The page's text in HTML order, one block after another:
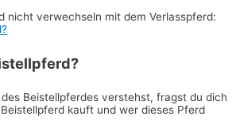
nicht verwechseln mit dem Verlasspferd:
Beistellpferdes verstehst, fragst du dich
kauft und wer dieses Pferd